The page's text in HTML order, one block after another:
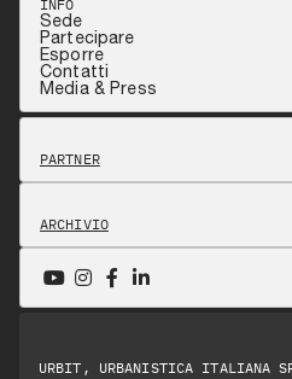
INFO
Sede
Partecipare
Esporre
Contatti
Media & Press
PARTNER
ARCHIVIO
URBIT, URBANISTICA ITALIANA